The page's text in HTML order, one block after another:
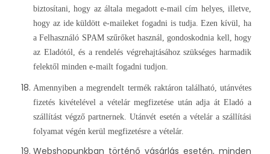
biztosítani, hogy az általa megadott e-mail cím helyes, illetve,
hogy az ide küldött e-maileket fogadni is tudja. Ezen kívül, ha
a Felhasználó SPAM szűrőket használ, gondoskodnia kell, hogy
az Eladótól, és a rendelés végrehajtásához szükséges harmadik
felektől minden e-mailt fogadni tudjon.
Amennyiben a megrendelt termék raktáron található, utánvétes
fizetés kivételével a vételár megfizetése után adja át Eladó a
szállítást végző partnernek. Utánvét esetén a vételár a szállítási
folyamat végén kerül megfizetésre a vételár.
Webshopunkban történő vásárlás esetén, minden